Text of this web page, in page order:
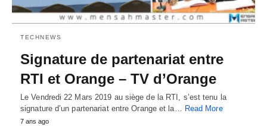
TECHNEWS
Signature de partenariat entre
RTI et Orange – TV d’Orange
Le Vendredi 22 Mars 2019 au siège de la RTI, s’est tenu la
signature d’un partenariat entre Orange et la… Read More
7 ans ago